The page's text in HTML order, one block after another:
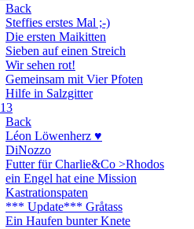
Back
Steffies erstes Mal ;-)
Die ersten Maikitten
Sieben auf einen Streich
Wir sehen rot!
Gemeinsam mit Vier Pfoten
Hilfe in Salzgitter
Back
Léon Löwenherz ♥
DiNozzo
Futter für Charlie&Co >Rhodos
ein Engel hat eine Mission
Kastrationspaten
*** Update*** Gråtass
Ein Haufen bunter Knete